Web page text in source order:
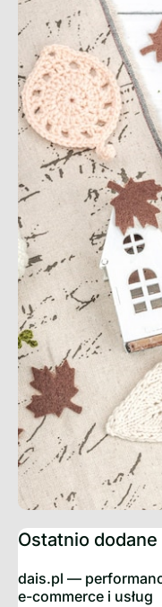
Ostatnio dodane
dais.pl —
e-commerce i usług